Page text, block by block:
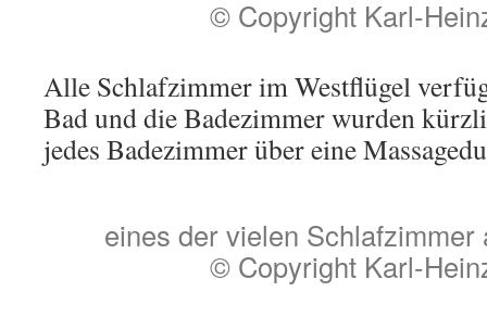
© Copyright Karl-
Alle Schlafzimmer im Westflügel
Bad und die Badezimmer wurden
jedes Badezimmer über eine
eines der vielen Schlafzimmer
© Copyright Karl-